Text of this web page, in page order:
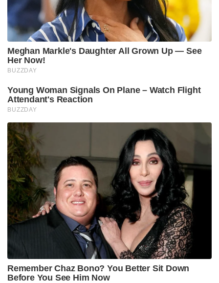
Meghan Markle's Daughter All Grown Up — See
Her Now!
BUZZDAY
Young Woman Signals On Plane – Watch Flight
Attendant's Reaction
BUZZDAY
Remember Chaz Bono? You Better Sit Down
Before You See Him Now